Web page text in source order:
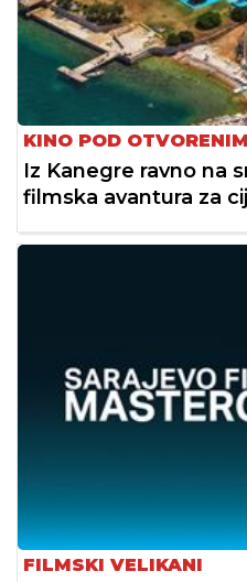
KINO POD
Iz Kanegre ravno na
filmska avantura za
FILMSKI VELIKANI